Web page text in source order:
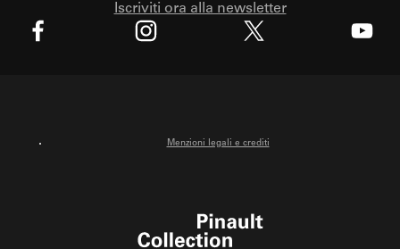
Iscriviti ora alla newsletter
Menzioni legali e crediti